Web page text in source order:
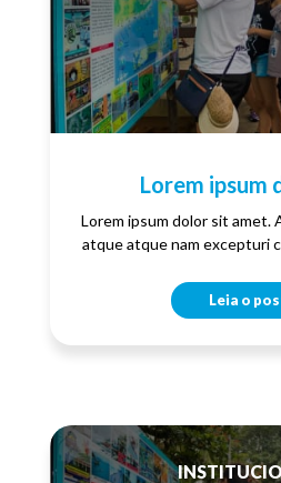
Lorem ipsum
Lorem ipsum dolor sit
atque atque nam excepturi
Leia o